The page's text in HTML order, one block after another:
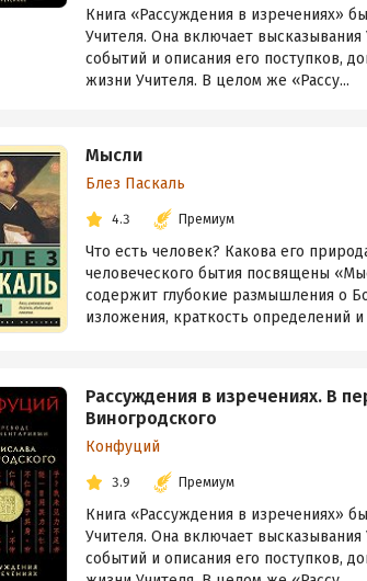
Книга «Рассуждения в изречениях»
Учителя. Она включает
событий и описания его поступков,
жизни Учителя. В целом же «Рассу...
Мысли
Блез Паскаль
4.3 Премиум
Что есть человек? Какова его
человеческого бытия посвящены
содержит глубокие размышления о
изложения, краткость определений и
Рассуждения в изречениях. В
Виногродского
Конфуций
3.9 Премиум
Книга «Рассуждения в изречениях»
Учителя. Она включает
событий и описания его поступков,